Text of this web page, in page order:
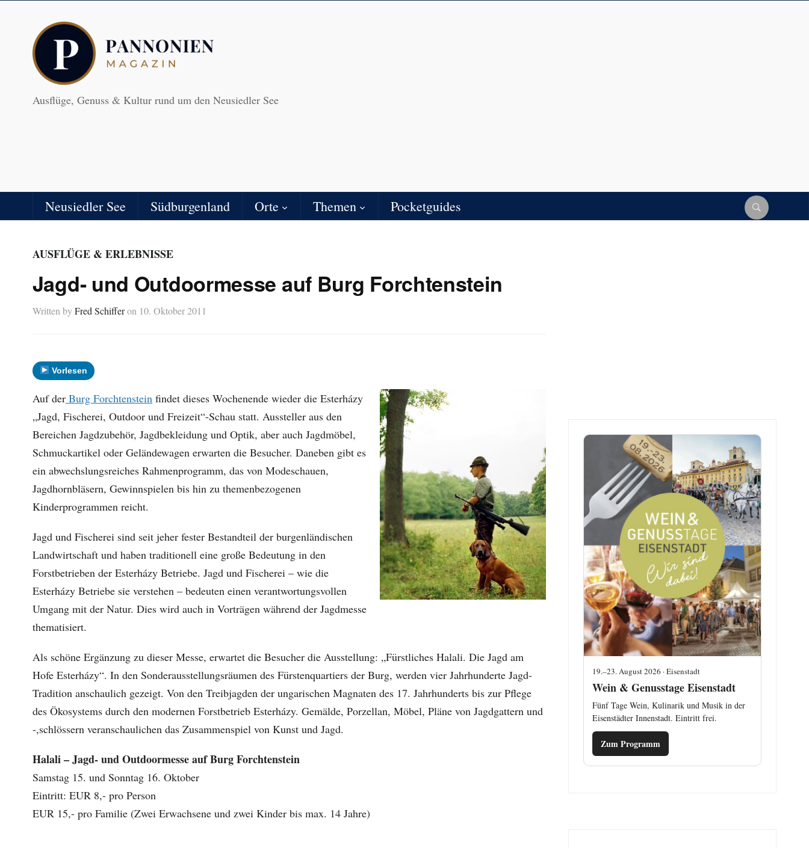
Ausflüge, Genuss & Kultur rund um den Neusiedler See
Neusiedler See Südburgenland Orte Themen Pocketguides
AUSFLÜGE & ERLEBNISSE
Jagd- und Outdoormesse auf Burg Forchtenstein
Written byFred Schiffer on 10. Oktober 2011
Vorlesen
Auf derBurg Forchtensteinfindet dieses Wochenende wieder die Esterházy
„Jagd, Fischerei, Outdoor und Freizeit“-Schau statt. Aussteller aus den
Bereichen Jagdzubehör, Jagdbekleidung und Optik, aber auch Jagdmöbel,
Schmuckartikel oder Geländewagen erwarten die Besucher. Daneben gibt es
ein abwechslungsreiches Rahmenprogramm, das von Modeschauen,
Jagdhornbläsern, Gewinnspielen bis hin zu themenbezogenen
Kinderprogrammen reicht.
Jagd und Fischerei sind seit jeher fester Bestandteil der burgenländischen
Landwirtschaft und haben traditionell eine große Bedeutung in den
Forstbetrieben der Esterházy Betriebe. Jagd und Fischerei – wie die
Esterházy Betriebe sie verstehen – bedeuten einen verantwortungsvollen
Umgang mit der Natur. Dies wird auch in Vorträgen während der Jagdmesse
thematisiert.
Als schöne Ergänzung zu dieser Messe, erwartet die Besucher die Ausstellung: „Fürstliches Halali. Die Jagd am
Hofe Esterházy“. In den Sonderausstellungsräumen des Fürstenquartiers der Burg, werden vier Jahrhunderte Jagd-
Tradition anschaulich gezeigt. Von den Treibjagden der ungarischen Magnaten des 17. Jahrhunderts bis zur Pflege
des Ökosystems durch den modernen Forstbetrieb Esterházy. Gemälde, Porzellan, Möbel, Pläne von Jagdgattern und
-,schlössern veranschaulichen das Zusammenspiel von Kunst und Jagd.
Halali – Jagd- und Outdoormesse auf Burg Forchtenstein
Samstag 15. und Sonntag 16. Oktober
Eintritt: EUR 8,- pro Person
EUR 15,- pro Familie (Zwei Erwachsene und zwei Kinder bis max. 14 Jahre)
19.–23. August 2026 · Eisenstadt
Wein & Genusstage Eisenstadt
Fünf Tage Wein, Kulinarik und Musik in der
Eisenstädter Innenstadt. Eintritt frei.
Zum Programm